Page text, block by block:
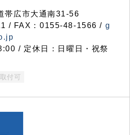
広市大通南31-56
/ FAX：0155-48-1566 / g
/ 定休日：日曜日・祝祭
付可